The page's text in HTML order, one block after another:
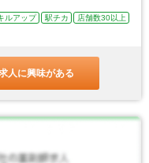
ルアップ 駅チカ
店舗数30以上
人に興味がある